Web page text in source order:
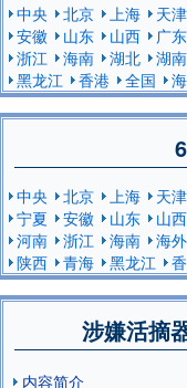
中央 北京 上海 天津
安徽
山东 山西 广东
浙江
海南 湖北 湖南
黑龙江
香港 全国
中央 北京 上海 天津
宁夏
安徽 山东 山西
河南
浙江 海南 海外
陕西
青海 黑龙江
涉嫌活摘
内容简介